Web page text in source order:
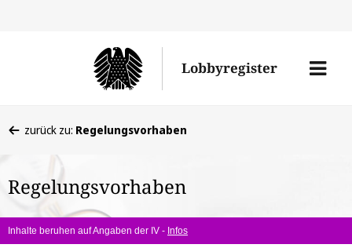
Lobbyregister
Menü
befinden
hier:
zurück zu: Regelungsvorhaben
Regelungsvorhaben
Inhalte beruhen auf Angaben der IV - Infos